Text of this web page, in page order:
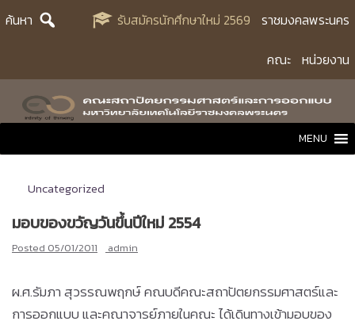
Skipค้นหา รับสมัครนักศึกษาใหม่ 2569 ราชมงคลพระนคร
คณะ หน่วยงาน
MENU
Uncategorized
มอบของขวัญวันขึ้นปีใหม่ 2554
Posted 05/01/2011 admin
ผ.ศ.รัมภา สุวรรณพฤกษ์ คณบดีคณะสถาปัตยกรรมศาสตร์และ
การออกแบบ และคณาจารย์ภายในคณะ ได้เดินทางเข้ามอบของ